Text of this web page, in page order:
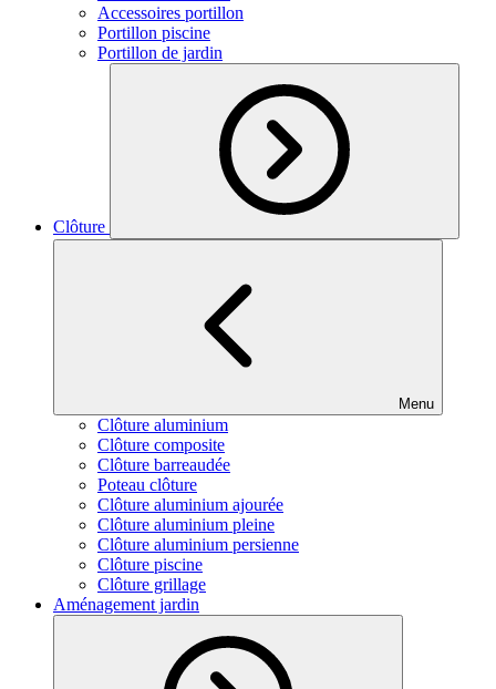
Accessoires portillon
Portillon piscine
Portillon de jardin
Clôture
Menu
Clôture aluminium
Clôture composite
Clôture barreaudée
Poteau clôture
Clôture aluminium ajourée
Clôture aluminium pleine
Clôture aluminium persienne
Clôture piscine
Clôture grillage
Aménagement jardin